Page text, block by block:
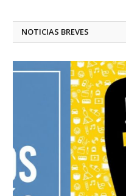
NOTICIAS BREVES